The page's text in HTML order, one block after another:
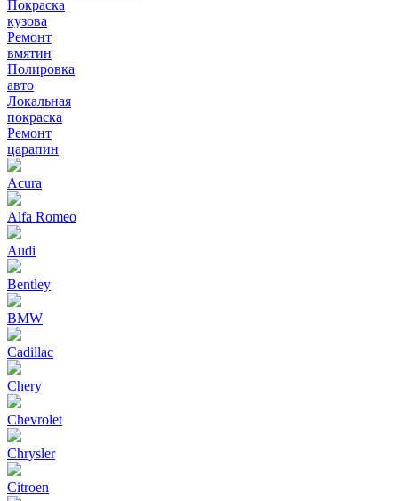
Покраска
кузова
Ремонт
вмятин
Полировка
авто
Локальная
покраска
Ремонт
царапин
Acura
Alfa Romeo
Audi
Bentley
BMW
Cadillac
Chery
Chevrolet
Chrysler
Citroen